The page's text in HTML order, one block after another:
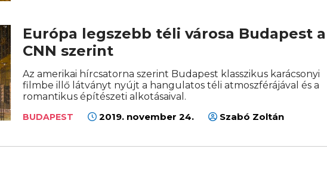
Európa legszebb téli városa Budapest a
CNN szerint
Az amerikai hírcsatorna szerint Budapest klasszikus karácsonyi
filmbe illő látványt nyújt a hangulatos téli atmoszférájával és a
romantikus építészeti alkotásaival.
BUDAPEST 2019. november 24. Szabó Zoltán